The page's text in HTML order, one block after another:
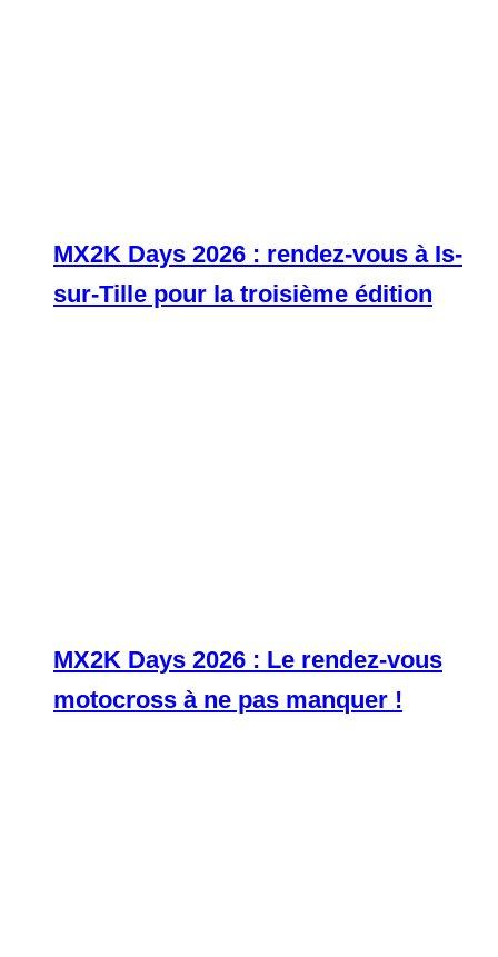
MX2K Days 2026 : rendez-vous à Is-
sur-Tille pour la troisième édition
MX2K Days 2026 : Le rendez-vous
motocross à ne pas manquer !